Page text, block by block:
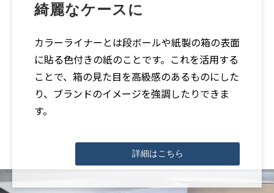
綺麗なケースに
カラーライナーとは段ボールや紙製の箱の表面
に貼る色付きの紙のことです。これを活用する
ことで、箱の見た目を高級感のあるものにした
り、ブランドのイメージを強調したりできま
す。
詳細はこちら